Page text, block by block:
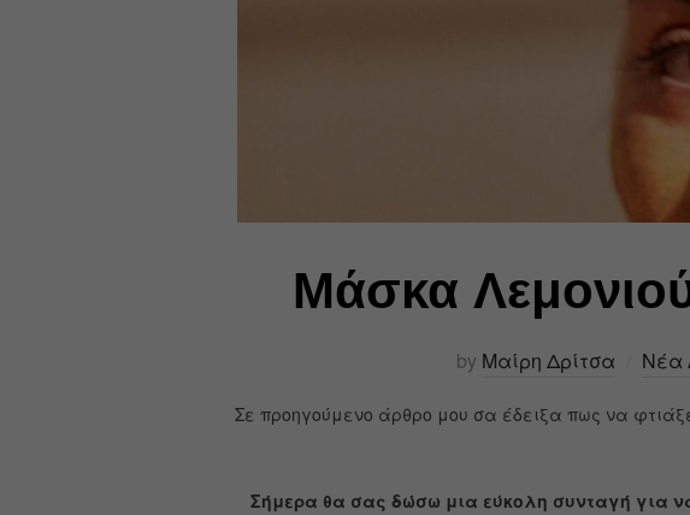
Μάσκα
by Μαίρη Δρίτσα Νέα
Σε προηγούμενο άρθρο μου σα έδειξα πως να
Σήμερα θα σας δώσω μια εύκολη συνταγή για